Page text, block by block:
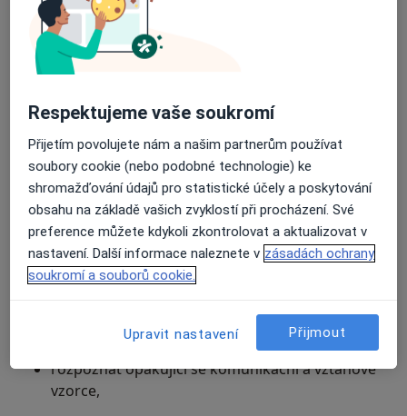
se snaží získat a proč se jejich konflikty opakují.
Jsem přítomna jako pozorný a aktivní pozorovatel
jejich vztahové dynamiky. Do situace vstupuji
právě odehrává, a podporou při porozumění emocím
obou stran.
Pomáhám partnerům:
zpomalit konflikt a pochopit, co se pod ním
skutečně skrývá,
lépe vyjádřit vlastní potřeby a emoce,
slyšet druhého bez okamžité obrany nebo
protiútoku,
rozpoznat opakující se komunikační a vztahové
vzorce,
Respektujeme vaše soukromí
Přijetím povolujete nám a našim partnerům používat
soubory cookie (nebo podobné technologie) ke
shromažďování údajů pro statistické účely a poskytování
obsahu na základě vašich zvyklostí při procházení. Své
preference můžete kdykoli zkontrolovat a aktualizovat v
nastavení. Další informace naleznete v zásadách ochrany
soukromí a souborů cookie.
Upravit nastavení Přijmout